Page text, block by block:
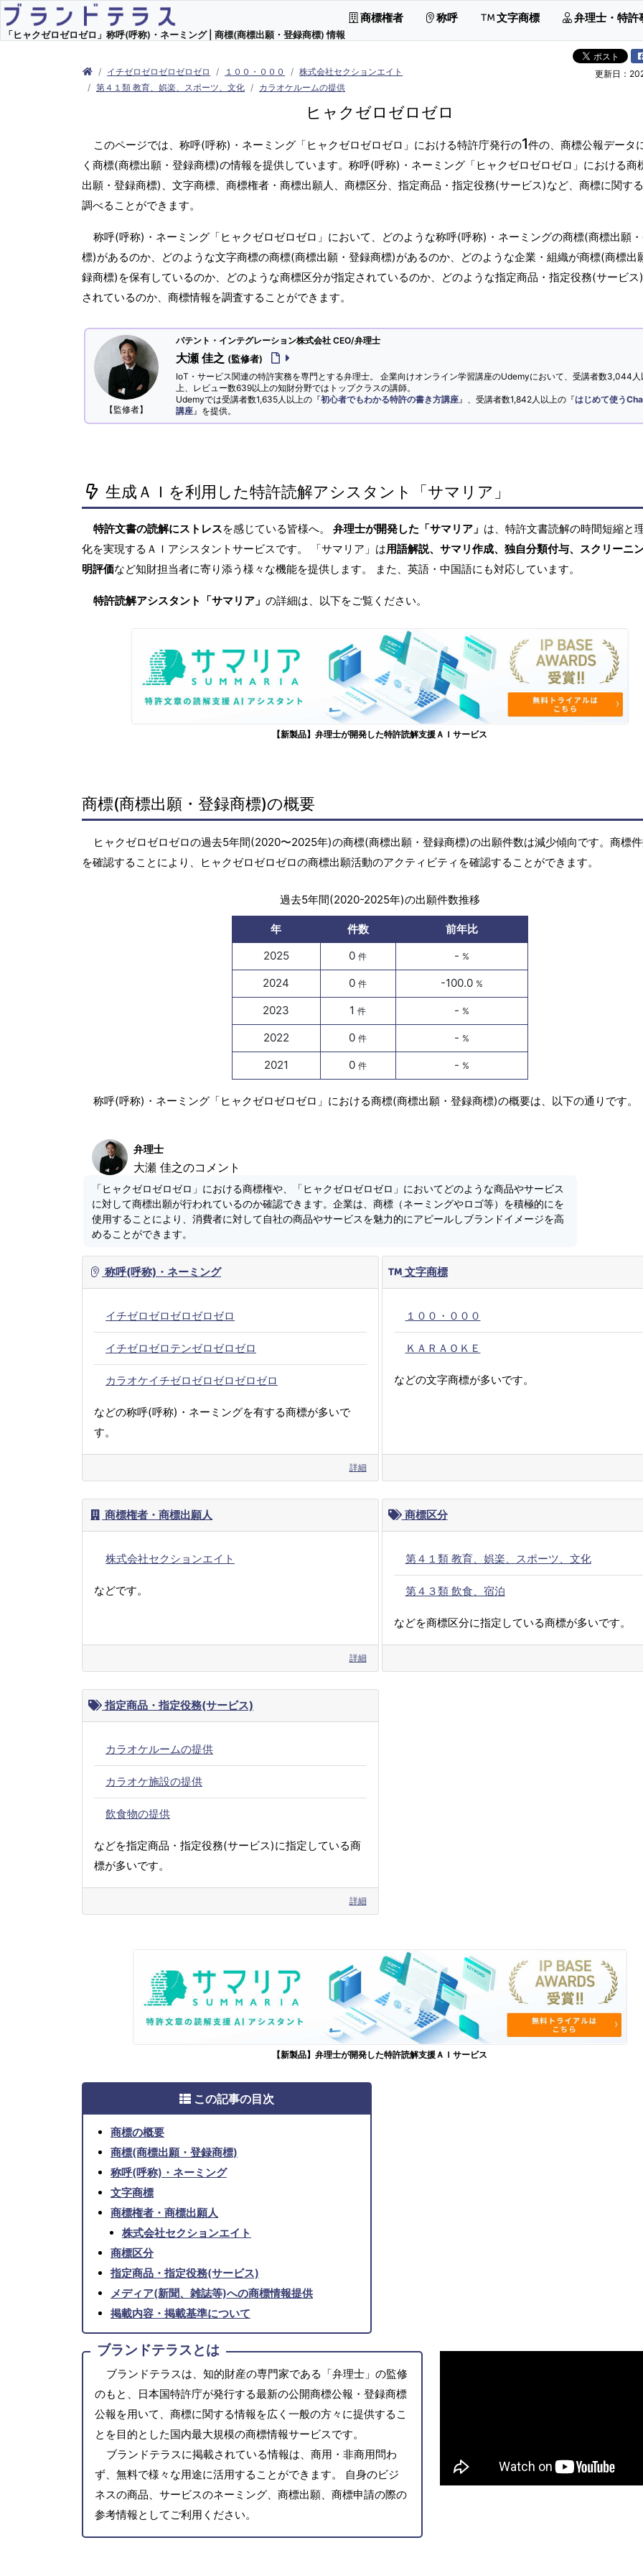
「ヒャクゼロゼロゼロ」称呼(呼称)・ネーミング | 商標(商標出願・登録商標) 情報
商標権者 称呼 文字商標 弁理士・特許
イチゼロゼロゼロゼロゼロ １００・０００
株式会社セクションエイト
第４１類 教育、娯楽、スポーツ、文化
カラオケルームの提供
更新日：
ヒャクゼロゼロゼロ
このページでは、称呼(呼称)・ネーミング「ヒャクゼロゼロゼロ」における特許庁発行の1件の、商標公報データ
く商標(商標出願・登録商標)の情報を提供しています。称呼(呼称)・ネーミング「ヒャクゼロゼロゼロ」における商
出願・登録商標)、文字商標、商標権者・商標出願人、商標区分、指定商品・指定役務(サービス)など、商標に関す
調べることができます。
称呼(呼称)・ネーミング「ヒャクゼロゼロゼロ」において、どのような称呼(呼称)・ネーミングの商標(商標出願
標)があるのか、どのような文字商標の商標(商標出願・登録商標)があるのか、どのような企業・組織が商標(商標出
録商標)を保有しているのか、どのような商標区分が指定されているのか、どのような指定商品・指定役務(サービス
されているのか、商標情報を調査することができます。
【監修者】
パテント・インテグレーション株式会社 CEO/弁理士
大瀬 佳之 (監修者)
IoT・サービス関連の特許実務を専門とする弁理士。 企業向けオンライン学習講座のUdemyにおいて、受講者数3,044人
上、レビュー数639以上の知財分野ではトップクラスの講師。
Udemyでは受講者数1,635人以上の『初心者でもわかる特許の書き方講座 』、受講者数1,842人以上の『はじめて使う
講座 』を提供。
生成ＡＩを利用した特許読解アシスタント「サマリア」
特許文書の読解にストレスを感じている皆様へ。 弁理士が開発した「サマリア」 は、特許文書読解の時間短縮と
化を実現するＡＩアシスタントサービスです。 「サマリア」は用語解説、サマリ作成、独自分類付与、スクリーニ
明評価など知財担当者に寄り添う様々な機能を提供します。 また、英語・中国語にも対応しています。
特許読解アシスタント「サマリア」 の詳細は、以下をご覧ください。
【新製品】弁理士が開発した特許読解支援ＡＩサービス
商標(商標出願・登録商標)の概要
ヒャクゼロゼロゼロの過去5年間(2020〜2025年)の商標(商標出願・登録商標)の出願件数は減少傾向です。商標
を確認することにより、ヒャクゼロゼロゼロの商標出願活動のアクティビティを確認することができます。
過去5年間(2020-2025年)の出願件数推移
年 件数
前年比
2025
0件 - %
2024 0件 -100.0 %
2023 1件 - %
2022 0件 - %
2021 0件 - %
称呼(呼称)・ネーミング「ヒャクゼロゼロゼロ」における商標(商標出願・登録商標)の概要は、以下の通りです。
弁理士
大瀬 佳之のコメント
「ヒャクゼロゼロゼロ」における商標権や、「ヒャクゼロゼロゼロ」においてどのような商品やサービス
に対して商標出願が行われているのか確認できます。企業は、商標（ネーミングやロゴ等）を積極的にを
使用することにより、消費者に対して自社の商品やサービスを魅力的にアピールしブランドイメージを高
めることができます。
称呼(呼称)・ネーミング
イチゼロゼロゼロゼロゼロ
イチゼロゼロテンゼロゼロゼロ
カラオケイチゼロゼロゼロゼロゼロ
などの称呼(呼称)・ネーミングを有する商標が多いで
す。
詳細
文字商標
１００・０００
ＫＡＲＡＯＫＥ
などの文字商標が多いです。
商標権者・商標出願人
株式会社セクションエイト
などです。
詳細
商標区分
第４１類 教育、娯楽、スポーツ、文化
第４３類 飲食、宿泊
などを商標区分に指定している商標が多いです。
指定商品・指定役務(サービス)
カラオケルームの提供
カラオケ施設の提供
飲食物の提供
などを指定商品・指定役務(サービス)に指定している商
標が多いです。
詳細
【新製品】弁理士が開発した特許読解支援ＡＩサービス
この記事の目次
商標の概要
商標(商標出願・登録商標)
称呼(呼称)・ネーミング
文字商標
商標権者・商標出願人
株式会社セクションエイト
商標区分
指定商品・指定役務(サービス)
メディア(新聞、雑誌等)への商標情報提供
掲載内容・掲載基準について
ブランドテラスとは
ブランドテラスは、知的財産の専門家である「弁理士」の監修
のもと、日本国特許庁が発行する最新の公開商標公報・登録商標
公報を用いて、商標に関する情報を広く一般の方々に提供するこ
とを目的とした国内最大規模の商標情報サービスです。
ブランドテラスに掲載されている情報は、商用・非商用問わ
ず、無料で様々な用途に活用することができます。 自身のビジ
ネスの商品、サービスのネーミング、商標出願、商標申請の際の
参考情報としてご利用ください。